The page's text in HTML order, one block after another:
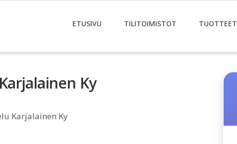
ETUSIVU TILITOIMISTOT TUOTTEET
Ky
Karjalainen Ky